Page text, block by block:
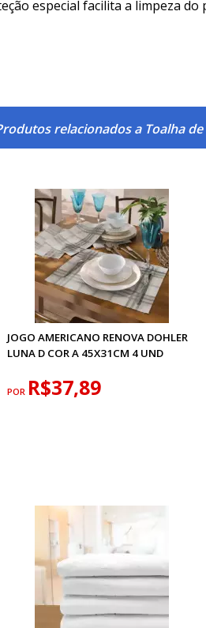
especial facilita a limpeza
relacionados a Toalha
JOGO AMERICANO RENOVA DOHLER
LUNA D COR A 45X31CM 4 UND
POR R$37,89